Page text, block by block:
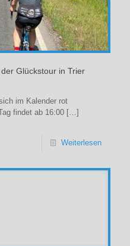
Glückstour in Trier
im Kalender rot
findet ab 16:00 […]
Weiterlesen